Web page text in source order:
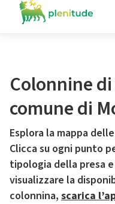
Colonnine
comune di
Esplora la mappa
Clicca su ogni punto
tipologia della presa e
visualizzare la
colonnina, scarica